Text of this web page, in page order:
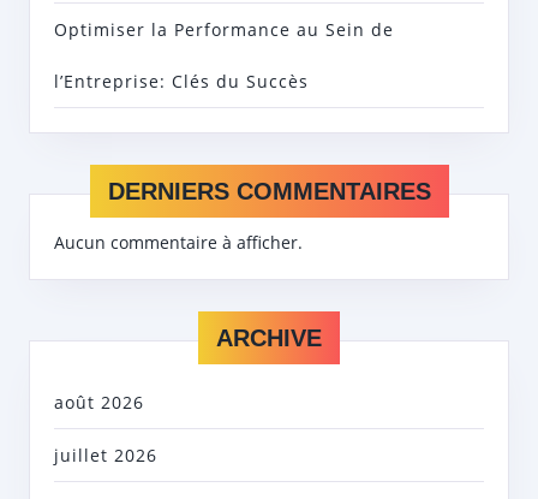
Optimiser la Performance au Sein de
l’Entreprise: Clés du Succès
DERNIERS COMMENTAIRES
Aucun commentaire à afficher.
ARCHIVE
août 2026
juillet 2026